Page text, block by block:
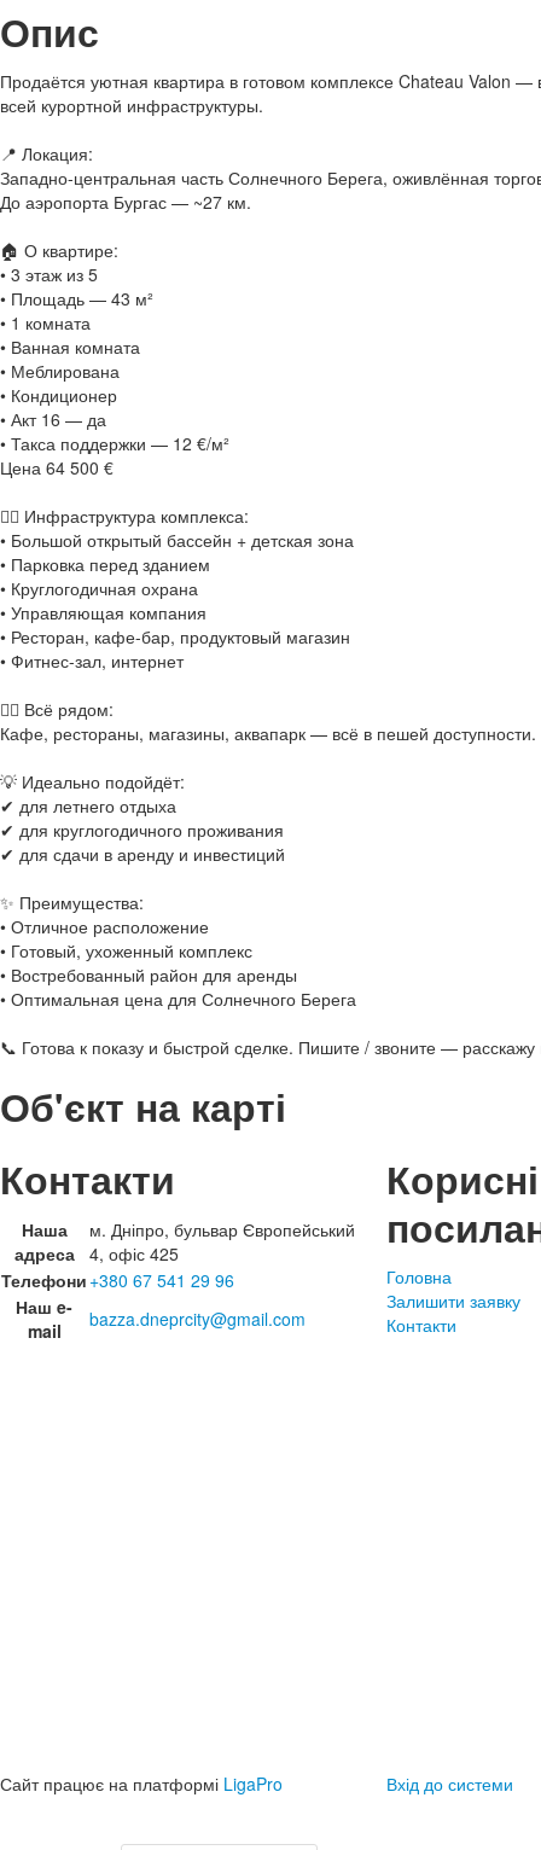
Опис
Продаётся уютная квартира в готовом комплексе Chateau Valon
всей курортной инфраструктуры.
📍 Локация:
Западно-центральная часть Солнечного Берега, оживлённая
До аэропорта Бургас — ~27 км.
🏠 О квартире:
• 3 этаж из 5
• Площадь — 43 м²
• 1 комната
• Ванная комната
• Меблирована
• Кондиционер
• Акт 16 — да
• Такса поддержки — 12 €/м²
Цена 64 500 €
🏊‍♂️ Инфраструктура комплекса:
• Большой открытый бассейн + детская зона
• Парковка перед зданием
• Круглогодичная охрана
• Управляющая компания
• Ресторан, кафе-бар, продуктовый магазин
• Фитнес-зал, интернет
🚶‍♀️ Всё рядом:
Кафе, рестораны, магазины, аквапарк — всё в пешей доступности.
💡 Идеально подойдёт:
✔ для летнего отдыха
✔ для круглогодичного проживания
✔ для сдачи в аренду и инвестиций
✨ Преимущества:
• Отличное расположение
• Готовый, ухоженный комплекс
• Востребованный район для аренды
• Оптимальная цена для Солнечного Берега
📞 Готова к показу и быстрой сделке. Пишите / звоните — расскажу
Об'єкт на карті
Контакти
Наша
адреса
м. Дніпро, бульвар Європейський
4, офіс 425
Телефони +380 67 541 29 96
Наш e-
mail
bazza.dneprcity@gmail.com
Корисні
Головна
Залишити заявку
Контакти
Сайт працює на платформі LigaPro Вхід до системи